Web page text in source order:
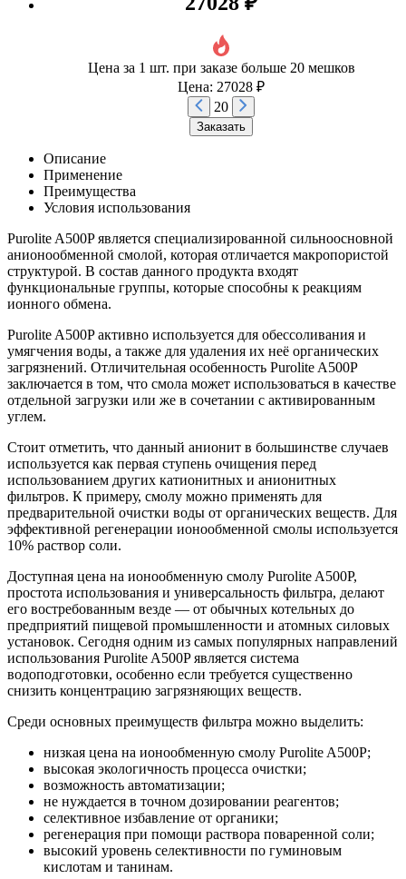
Цена за 1 шт. при заказе больше 20 мешков
Цена: 27028 ₽
20
Заказать
Описание
Применение
Преимущества
Условия использования
Purolite A500P является специализированной сильноосновной
анионообменной смолой, которая отличается макропористой
структурой. В состав данного продукта входят
функциональные группы, которые способны к реакциям
ионного обмена.
Purolite A500P активно используется для обессоливания и
умягчения воды, а также для удаления их неё органических
загрязнений. Отличительная особенность Purolite A500P
заключается в том, что смола может использоваться в качестве
отдельной загрузки или же в сочетании с активированным
углем.
Стоит отметить, что данный анионит в большинстве случаев
используется как первая ступень очищения перед
использованием других катионитных и анионитных
фильтров. К примеру, смолу можно применять для
предварительной очистки воды от органических веществ. Для
эффективной регенерации ионообменной смолы используется
10% раствор соли.
Доступная цена на ионообменную смолу Purolite A500P,
простота использования и универсальность фильтра, делают
его востребованным везде — от обычных котельных до
предприятий пищевой промышленности и атомных силовых
установок. Сегодня одним из самых популярных направлений
использования Purolite A500P является система
водоподготовки, особенно если требуется существенно
снизить концентрацию загрязняющих веществ.
Среди основных преимуществ фильтра можно выделить:
низкая цена на ионообменную смолу Purolite A500P;
высокая экологичность процесса очистки;
возможность автоматизации;
не нуждается в точном дозировании реагентов;
селективное избавление от органики;
регенерация при помощи раствора поваренной соли;
высокий уровень селективности по гуминовым
кислотам и танинам.